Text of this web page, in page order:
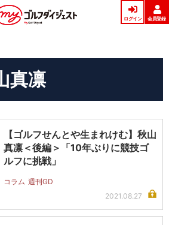
ログイン 会員登録
真凛
【ゴルフせんとや生まれけむ】秋山
真凛＜後編＞「10年ぶりに競技ゴ
ルフに挑戦」
コラム 週刊GD
2021.08.27